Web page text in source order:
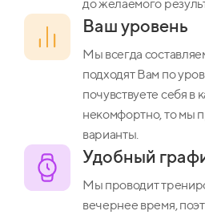
до желаемого
Ваш уровень
Мы всегда
подходят Вам по
почувствуете себя в
некомфортно, то мы
варианты.
Удобный
Мы проводит
вечернее время,